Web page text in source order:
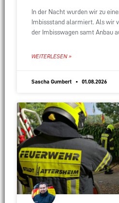
In der Nacht wurden wir zu
Imbissstand alarmiert. Als wir
der Imbisswagen samt Anbau
WEITERLESEN »
Sascha Gumbert 01.08.2026